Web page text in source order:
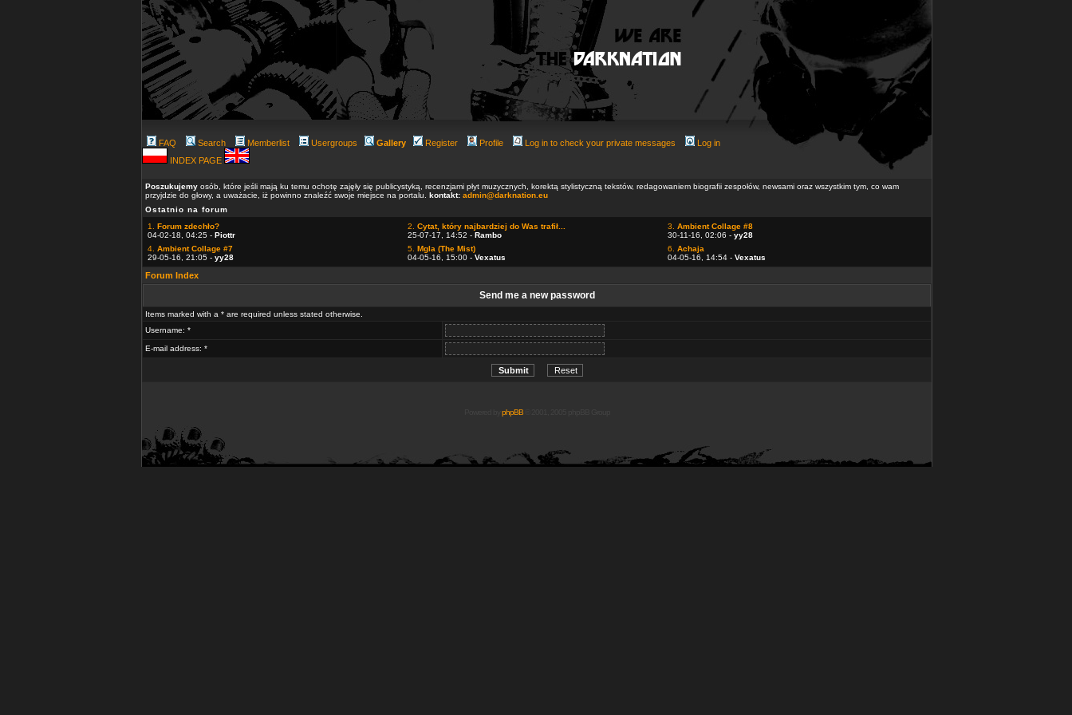
FAQ Search Memberlist Usergroups Gallery Register Profile Log in to check your private messages
Log in
INDEX PAGE
Poszukujemy osób, które jeśli mają ku temu ochotę zajęły się publicystyką, recenzjami płyt muzycznych, korektą stylistyczną tekstów, redagowaniem biografii zespołów, newsami oraz wszystkim tym, co wam
przyjdzie do głowy, a uważacie, iż powinno znaleźć swoje miejsce na portalu. kontakt: admin@darknation.eu
Ostatnio na forum
1. Forum zdechło?
04-02-18, 04:25 - Piottr
2. Cytat, który najbardziej do Was trafił...
25-07-17, 14:52 - Rambo
3. Ambient Collage #8
30-11-16, 02:06 - yy28
4. Ambient Collage #7
29-05-16, 21:05 - yy28
5. Mgla (The Mist)
04-05-16, 15:00 - Vexatus
6. Achaja
04-05-16, 14:54 - Vexatus
Forum Index
Send me a new password
Items marked with a * are required unless stated otherwise.
Username: *
E-mail address: *
phpBB© 2001, 2005 phpBB Group